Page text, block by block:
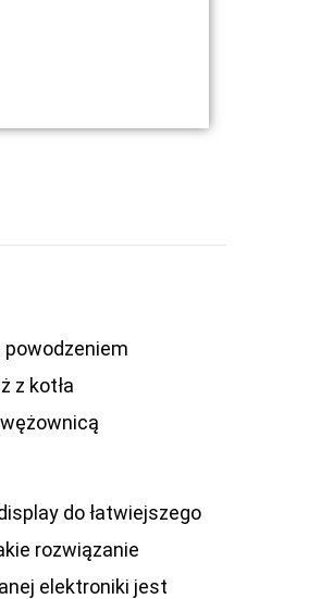
z kotła
do łatwiejszego
rozwiązanie
elektroniki jest